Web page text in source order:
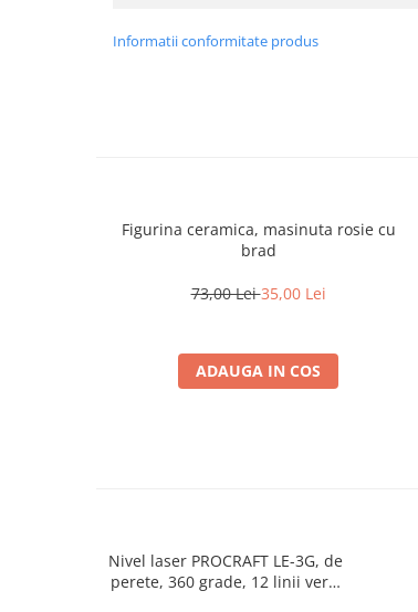
Informatii conformitate produs
Figurina ceramica, masinuta rosie cu
brad
73,00 Lei35,00 Lei
ADAUGA IN COS
Nivel laser PROCRAFT LE-3G, de
perete, 360 grade, 12 linii verzi